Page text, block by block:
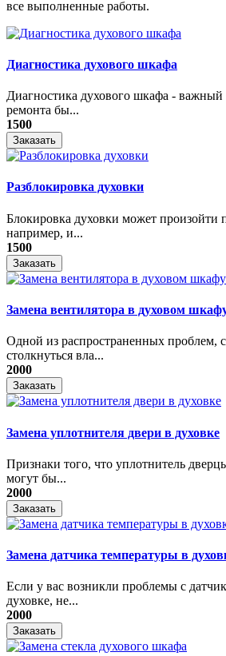
все выполненные работы.
Диагностика духового шкафа
Диагностика духового шкафа - важный
ремонта бы...
1500
Заказать
Разблокировка духовки
Блокировка духовки может произойти
например, и...
1500
Заказать
Замена вентилятора в духовом
Одной из распространенных проблем,
столкнуться вла...
2000
Заказать
Замена уплотнителя двери в духовке
Признаки того, что уплотнитель
могут бы...
2000
Заказать
Замена датчика температуры в
Если у вас возникли проблемы с
духовке, не...
2000
Заказать